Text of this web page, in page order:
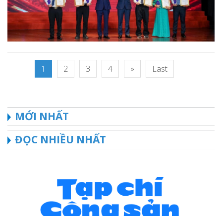
1 2 3 4 » Last
MỚI NHẤT
ĐỌC NHIỀU NHẤT